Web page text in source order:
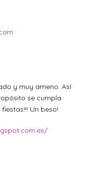
y muy ameno. Así
se cumpla
Un beso!